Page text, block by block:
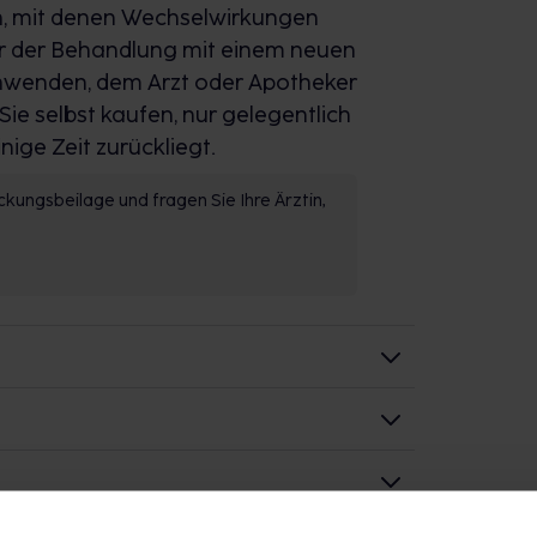
mit denen Wechselwirkungen
Behandlung mit einem neuen
dem Arzt oder Apotheker
selbst kaufen, nur gelegentlich
Zeit zurückliegt.
und fragen Sie Ihre Ärztin,
mit einem Arzt oder Apotheker